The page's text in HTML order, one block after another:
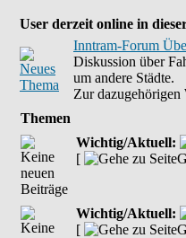
User derzeit online in
Inntram-Forum
Diskussion über
um andere Städte.
Zur dazugehörigen
Themen
Wichtig/Aktuell:
[
Wichtig/Aktuell:
[